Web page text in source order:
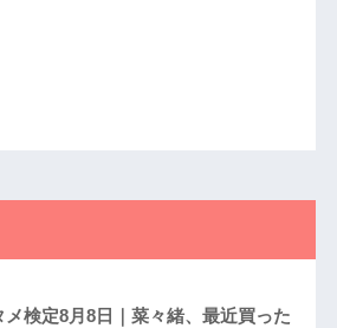
メ検定8月8日｜菜々緒、最近買った